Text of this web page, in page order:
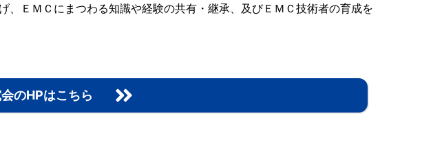
ＥＭＣにまつわる知識や経験の共有・継承、及びＥＭＣ技術者の育成を
のHPはこちら